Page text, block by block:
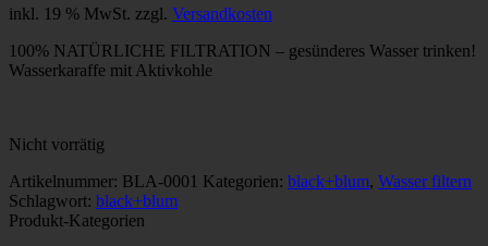
inkl. 19 % MwSt. zzgl. Versandkosten
100% NATÜRLICHE FILTRATION – gesünderes Wasser trinken!
Wasserkaraffe mit Aktivkohle
Nicht vorrätig
Artikelnummer: BLA-0001 Kategorien: black+blum, Wasser filtern
Schlagwort: black+blum
Produkt-Kategorien